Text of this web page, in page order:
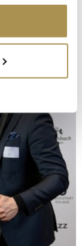
Privacy
Lage
genau sein
identifizieren
Daten
im
zu
anbieten
zu
zu Ihrer